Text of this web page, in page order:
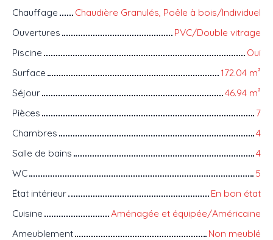
Chauffage
Chaudière Granulés, Poêle à bois/Individuel
Ouvertures
PVC/Double vitrage
Piscine
Oui
Surface
172.04 m²
Séjour
46.94 m²
Pièces
7
Chambres
4
Salle de bains
4
WC
5
État intérieur
En bon état
Cuisine
Aménagée et équipée/Américaine
Ameublement
Non meublé